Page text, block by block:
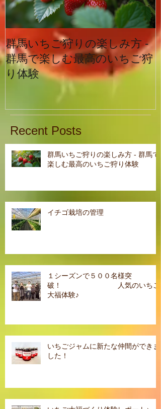
群馬いちご狩りの楽しみ方 -
群馬で楽しむ最高のいちご狩
り体験
Recent Posts
群馬いちご狩りの楽しみ方 - 群馬で
楽しむ最高のいちご狩り体験
イチゴ栽培の管理
１シーズンで５００名様突
破！ 人気のいちご
大福体験♪
いちごジャムに新たな仲間ができま
した！